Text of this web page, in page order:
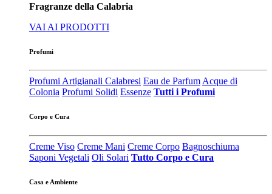
Fragranze della Calabria
VAI AI PRODOTTI
Profumi
Profumi Artigianali Calabresi Eau de ParfumAcque di
Colonia Profumi Solidi Essenze Tutti i Profumi
Corpo e Cura
Creme Viso Creme Mani Creme Corpo Bagnoschiuma
Saponi Vegetali Oli Solari Tutto Corpo e Cura
Casa e Ambiente